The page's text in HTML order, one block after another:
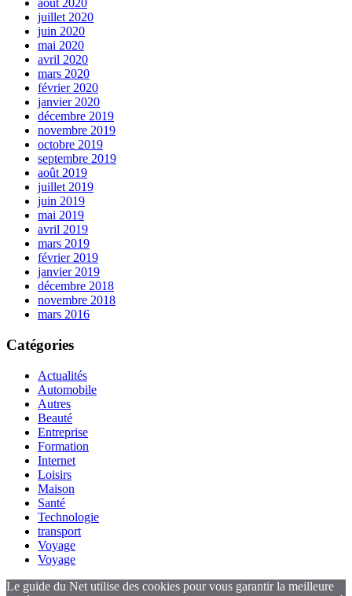
août 2020
juillet 2020
juin 2020
mai 2020
avril 2020
mars 2020
février 2020
janvier 2020
décembre 2019
novembre 2019
octobre 2019
septembre 2019
août 2019
juillet 2019
juin 2019
mai 2019
avril 2019
mars 2019
février 2019
janvier 2019
décembre 2018
novembre 2018
mars 2016
Catégories
Actualités
Automobile
Autres
Beauté
Entreprise
Formation
Internet
Loisirs
Maison
Santé
Technologie
transport
Voyage
Voyage
Le guide du Net utilise des cookies pour vous garantir la meilleure